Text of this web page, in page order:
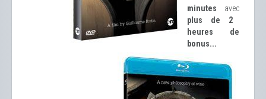
minutes avec
plus de 2
heures de
bonus...